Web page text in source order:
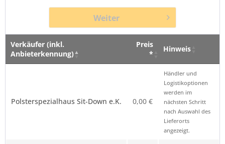
Weiter
Verkäufer (inkl.
Anbieterkennung)
Preis
*
Hinweis
Polsterspezialhaus Sit-Down e.K. 0,00 €
Händler und
Logistikoptionen
werden im
nächsten Schritt
nach Auswahl des
Lieferorts
angezeigt.